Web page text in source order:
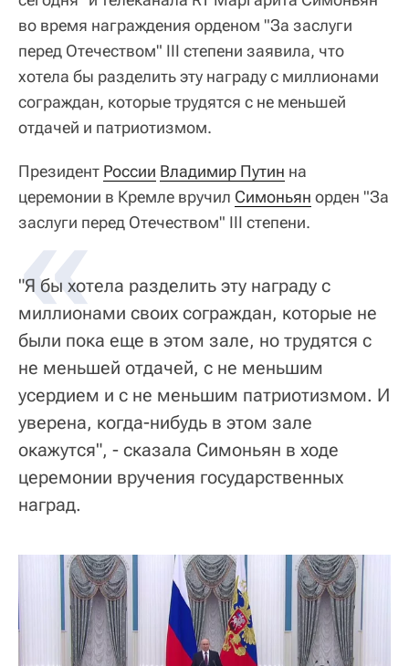
во время награждения орденом "За заслуги
перед Отечеством" III степени заявила, что
хотела бы разделить эту награду с миллионами
сограждан, которые трудятся с не меньшей
отдачей и патриотизмом.
Президент России Владимир Путин на
церемонии в Кремле вручил Симоньян орден "За
заслуги перед Отечеством" III степени.
«
"Я бы хотела разделить эту награду с
миллионами своих сограждан, которые не
были пока еще в этом зале, но трудятся с
не меньшей отдачей, с не меньшим
усердием и с не меньшим патриотизмом. И
уверена, когда-нибудь в этом зале
окажутся", - сказала Симоньян в ходе
церемонии вручения государственных
наград.